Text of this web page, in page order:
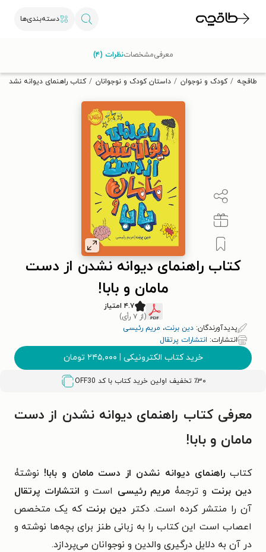
دسته‌بندی‌ها
تخفیف از طاقچه دریافت کن.
طاقچه کودک و نوجوان داستان کودک و نوجوانان کتاب راهنمای دیوانه نشدن
کتاب راهنمای دیوانه نشدن از دست
مامان و بابا!
۴.۷ امتیاز
(از ۷ رأی)
پدیدآورندگان: دین برنت، مریم رئیسی
انتشارات: انتشارات پرتقال
خرید کتاب الکترونیکی | ۲۴۵,۰۰۰ تومان
٪۳۰ تخفیف اولین خرید کتاب با کد OFF30
معرفیمشخصاتنظرات (۴)
معرفی کتاب راهنمای دیوانه نشدن از دست
مامان و بابا!
کتابراهنمای دیوانه نشدن از دست مامان و بابا!نوشتۀ
دین برنت و ترجمۀ مریم رئیسی است و انتشارات پرتقال
آن را منتشر کرده است. دکتر دین برنت که یک متخصص
اعصاب است این کتاب را به زبانی طنز برای بچه‌ها نوشته و
در آن به دلایل درگیری والدین و نوجوانان می‌پردازد.